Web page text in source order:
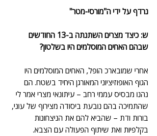
נרדף על ידי ה"מורסי-מטר"
ש: כיצד מצרים השתנתה ב-13 החודשים
שבהם האחים המוסלמים היו בשלטון?
אחרי שמובארכ הופל, האחים המוסלמים היו
הגוף האופוזיציוני המאורגן היחיד בשטח. הם
נהנו מבסיס עממי רחב – עיתונאי מצרי אמר לי
שהתמיכה בהם נובעת ביסודה מצירוף של עוני,
בורות ודת – שהביא להם את הניצחונות
בקלפיות ואת שיתוף הפעולה עם הצבא.